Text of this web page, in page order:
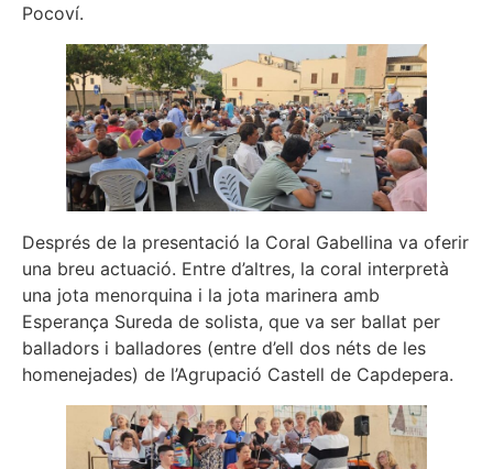
Pocoví.
Després de la presentació la Coral Gabellina va oferir
una breu actuació. Entre d’altres, la coral interpretà
una jota menorquina i la jota marinera amb
Esperança Sureda de solista, que va ser ballat per
balladors i balladores (entre d’ell dos néts de les
homenejades) de l’Agrupació Castell de Capdepera.